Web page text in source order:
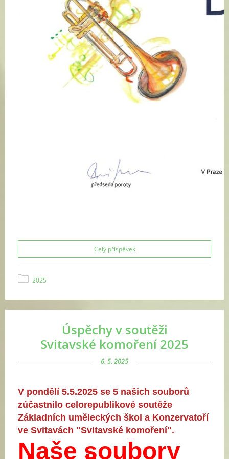
Celý příspěvek
2025
Úspěchy v soutěži
Svitavské komoření 2025
6. 5. 2025
V pondělí 5.5.2025 se 5 našich souborů
zúčastnilo celorepublikové soutěže
Základních uměleckých škol a Konzervatoří
ve Svitavách "Svitavské komoření".
Naše soubory